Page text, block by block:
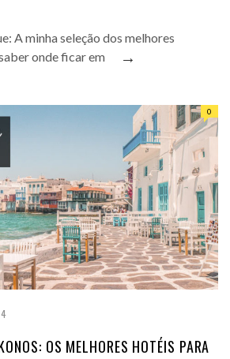
A minha seleção dos melhores
onde ficar em
→
0
OS MELHORES HOTÉIS PARA